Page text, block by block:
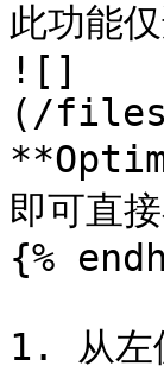
此功能
![]
(/files/
即可直
{%
1. 从左